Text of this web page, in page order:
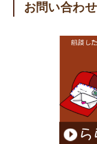
お問い合わ